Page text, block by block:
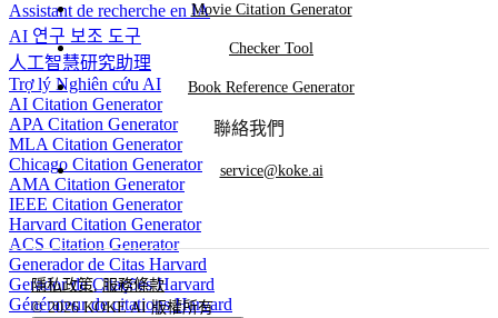
Assistant de recherche en IA
AI 연구 보조 도구
人工智慧研究助理
Trợ lý Nghiên cứu AI
AI Citation Generator
APA Citation Generator
MLA Citation Generator
Chicago Citation Generator
AMA Citation Generator
IEEE Citation Generator
Harvard Citation Generator
ACS Citation Generator
Generador de Citas Harvard
Gerador de Citações Harvard
Générateur de citations Harvard
Movie Citation Generator
Checker Tool
Book Reference Generator
聯絡我們
service@koke.ai
隱私政策,服務條款
© 2026 KOKE AI 版權所有